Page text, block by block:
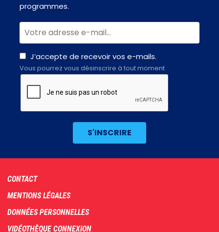
programmes.
J’accepte de recevoir vos e-mails.
Vous pourrez vous désinscrire à tout moment
Footer
menu
CONTACT
MENTIONS LÉGALES
DONNÉES PERSONNELLES
VIDÉOTHÈQUE CONNEXION